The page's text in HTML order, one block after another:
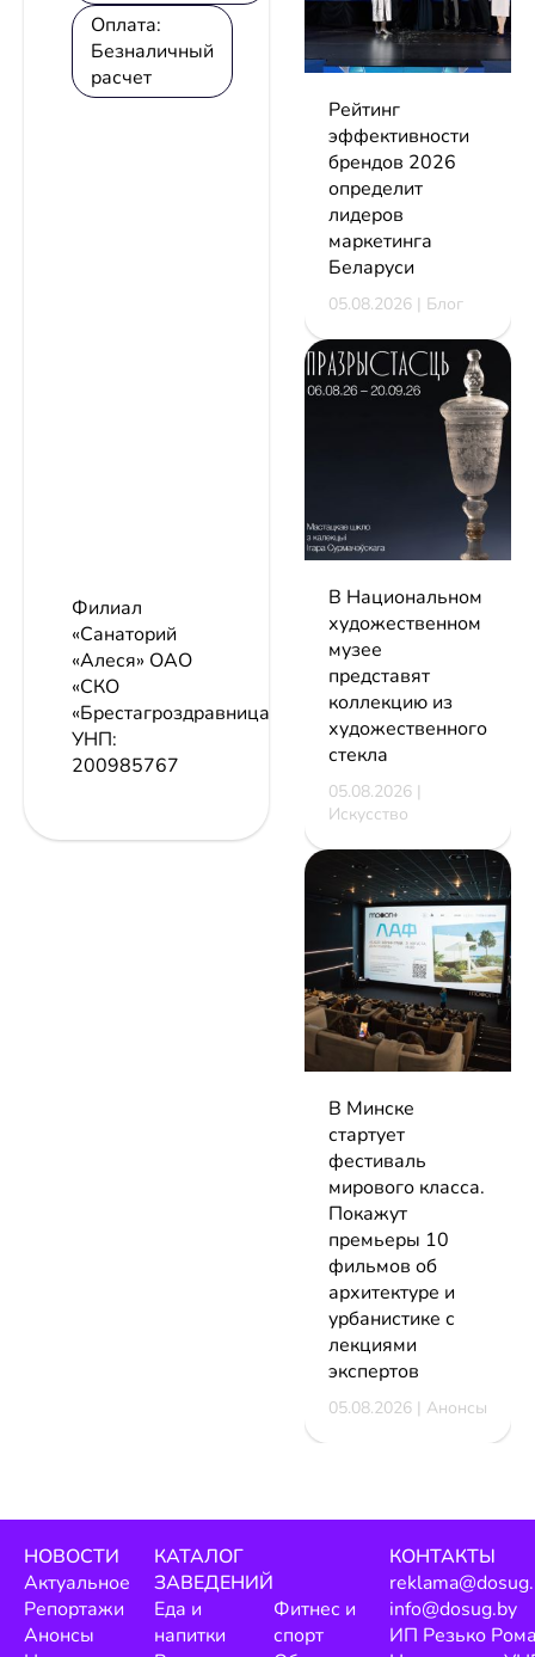
Оплата:
Безналичный
расчет
Филиал
«Санаторий
«Алеся» ОАО
«СКО
«Брестагроздравница»
УНП:
200985767
Рейтинг
эффективности
брендов 2026
определит
лидеров
маркетинга
Беларуси
05.08.2026 | Блог
В Национальном
художественном
музее
представят
коллекцию из
художественного
стекла
05.08.2026 |
Искусство
В Минске
стартует
фестиваль
мирового класса.
Покажут
премьеры 10
фильмов об
архитектуре и
урбанистике с
лекциями
экспертов
05.08.2026 | Анонсы
НОВОСТИ
Актуальное
Репортажи
Анонсы
КАТАЛОГ
ЗАВЕДЕНИЙ
Еда и
напитки
Фитнес и
спорт
КОНТАКТЫ
info@dosug.by
ИП Резько